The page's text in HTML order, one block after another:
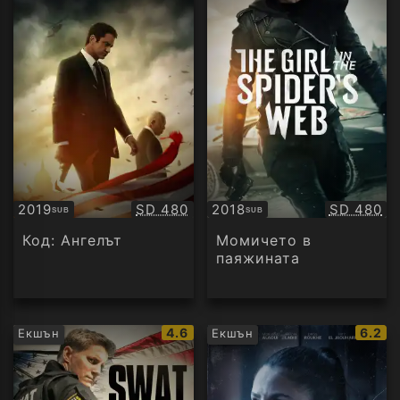
2019SUB
Субтитри Качество:
SD 480
Код: Ангелът
2018SUB
Субтитри SD 480
Момичето в
паяжината
Екшън
IMDb
рейтинг:
4.6 Екшън
IMDb
6.2